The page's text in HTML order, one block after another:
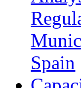
Spain